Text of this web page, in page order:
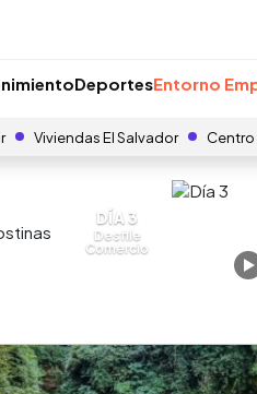
DeportesEntorno
Viviendas El Salvador
DÍA 3
Desfile
Comercio